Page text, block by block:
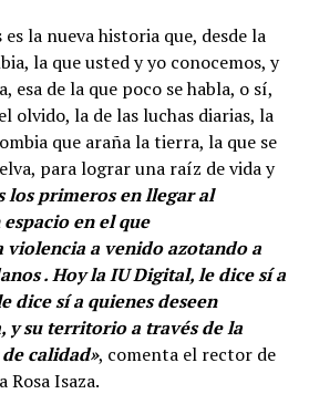
la nueva historia que, desde la
la que usted y yo conocemos, y
esa de la que poco se habla, o sí,
olvido, la de las luchas diarias, la
que araña la tierra, la que se
para lograr una raíz de vida y
los primeros en llegar al
en el que
a venido azotando a
. Hoy la IU Digital, le dice sí a
dice sí a quienes deseen
y su territorio a través de la
calidad», comenta el rector de
Rosa Isaza.